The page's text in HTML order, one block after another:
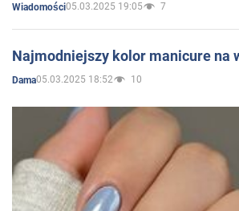
Wiadomości05.03.2025 19:05 7
Najmodniejszy kolor manicure na
Dama05.03.2025 18:52 10